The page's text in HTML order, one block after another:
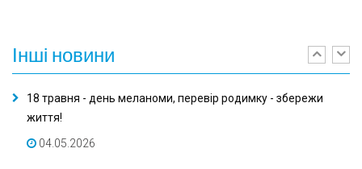
Інші новини
18 травня - день меланоми, перевір родимку - збережи
життя!
04.05.2026